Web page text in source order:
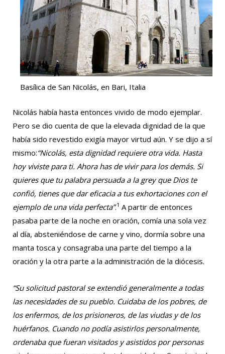
Basílica de San Nicolás, en Bari, Italia
Nicolás había hasta entonces vivido de modo ejemplar.
Pero se dio cuenta de que la elevada dignidad de la que
había sido revestido exigía mayor virtud aún. Y se dijo a sí
mismo:“Nicolás, esta dignidad requiere otra vida. Hasta
hoy viviste para ti. Ahora has de vivir para los demás. Si
quieres que tu palabra persuada a la grey que Dios te
confió, tienes que dar eficacia a tus exhortaciones con el
ejemplo de una vida perfecta”.1 A partir de entonces
pasaba parte de la noche en oración, comía una sola vez
al día, absteniéndose de carne y vino, dormía sobre una
manta tosca y consagraba una parte del tiempo a la
oración y la otra parte a la administración de la diócesis.
“Su solicitud pastoral se extendió generalmente a todas
las necesidades de su pueblo. Cuidaba de los pobres, de
los enfermos, de los prisioneros, de las viudas y de los
huérfanos. Cuando no podía asistirlos personalmente,
ordenaba que fueran visitados y asistidos por personas